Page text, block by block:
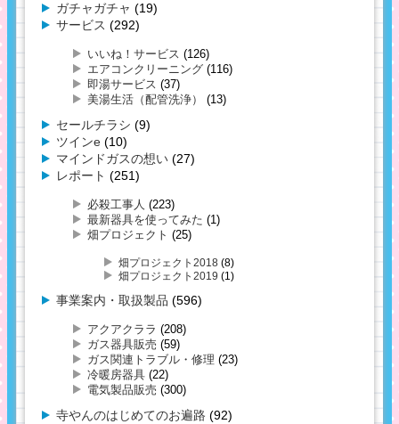
ガチャガチャ (19)
サービス (292)
いいね！サービス (126)
エアコンクリーニング (116)
即湯サービス (37)
美湯生活（配管洗浄）
(13)
セールチラシ (9)
ツインe (10)
マインドガスの想い (27)
レポート (251)
必殺工事人 (223)
最新器具を使ってみた (1)
畑プロジェクト (25)
畑プロジェクト2018 (8)
畑プロジェクト2019 (1)
事業案内・取扱製品 (596)
アクアクララ (208)
ガス器具販売 (59)
ガス関連トラブル・修理 (23)
冷暖房器具 (22)
電気製品販売 (300)
寺やんのはじめてのお遍路 (92)